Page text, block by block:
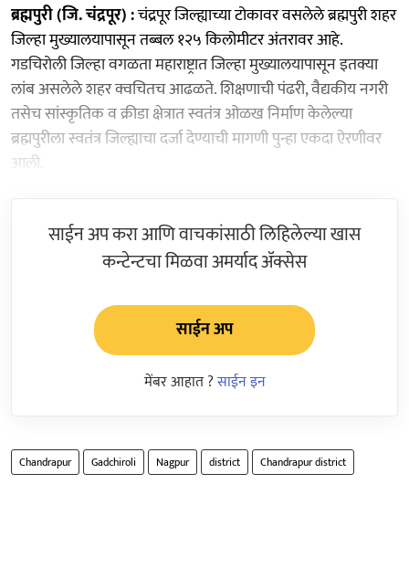
ब्रह्मपुरी (जि. चंद्रपूर) :चंद्रपूर जिल्ह्याच्या टोकावर वसलेले ब्रह्मपुरी शहर
जिल्हा मुख्यालयापासून तब्बल १२५ किलोमीटर अंतरावर आहे.
गडचिरोली जिल्हा वगळता महाराष्ट्रात जिल्हा मुख्यालयापासून इतक्या
लांब असलेले शहर क्वचितच आढळते. शिक्षणाची पंढरी, वैद्यकीय नगरी
तसेच सांस्कृतिक व क्रीडा क्षेत्रात स्वतंत्र ओळख निर्माण केलेल्या
ब्रह्मपुरीला स्वतंत्र जिल्ह्याचा दर्जा देण्याची मागणी पुन्हा एकदा ऐरणीवर
आली.
साईन अप करा आणि वाचकांसाठी लिहिलेल्या खास
कन्टेन्टचा मिळवा अमर्याद ॲक्सेस
साईन अप
मेंबर आहात ?साईन इन
Chandrapur Gadchiroli Nagpur district Chandrapur district